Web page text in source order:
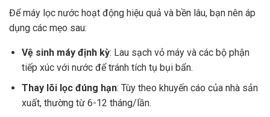
Để máy lọc nước hoạt động hiệu quả và bền lâu, bạn nên áp
dụng các mẹo sau:
Vệ sinh máy định kỳ: Lau sạch vỏ máy và các bộ phận
tiếp xúc với nước để tránh tích tụ bụi bẩn.
Thay lõi lọc đúng hạn: Tùy theo khuyến cáo của nhà sản
xuất, thường từ 6-12 tháng/lần.